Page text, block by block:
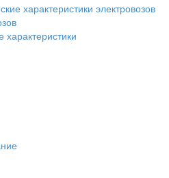
характеристики электровозов